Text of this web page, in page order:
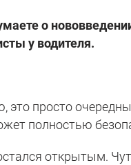
о
у водителя.
просто
полностью
открытым.